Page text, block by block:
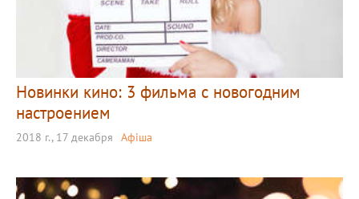
Новинки кино: 3 фильма с новогодним
настроением
2018 г., 17 декабря Афіша